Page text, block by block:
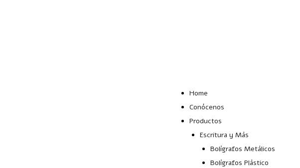
Home
Conócenos
Productos
Escritura y Más
Bolígrafos Metálicos
Bolígrafos Plástico